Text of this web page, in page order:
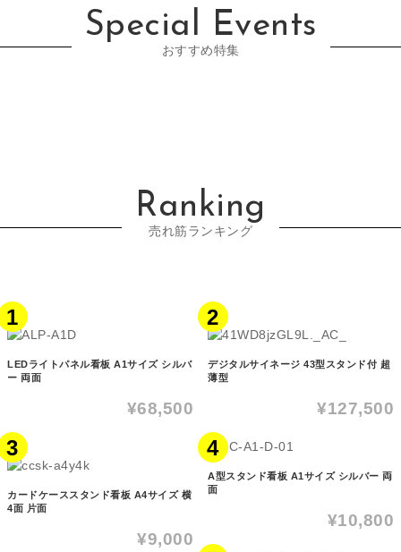
Special Events
おすすめ特集
Ranking
売れ筋ランキング
1
LEDライトパネル看板 A1サイズ シルバ
ー 両面
¥68,500
2
デジタルサイネージ 43型スタンド付 超
薄型
¥127,500
3
カードケーススタンド看板 A4サイズ 横
4面 片面
¥9,000
4
A型スタンド看板 A1サイズ シルバー 両
面
¥10,800